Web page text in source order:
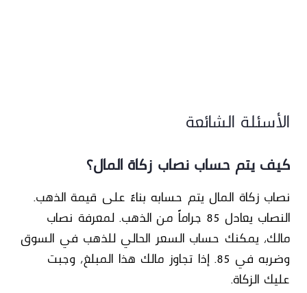
الأسئلة الشائعة
كيف يتم حساب نصاب زكاة المال؟
نصاب زكاة المال يتم حسابه بناءً على قيمة الذهب.
النصاب يعادل 85 جراماً من الذهب. لمعرفة نصاب
مالك، يمكنك حساب السعر الحالي للذهب في السوق
وضربه في 85. إذا تجاوز مالك هذا المبلغ، وجبت
عليك الزكاة.